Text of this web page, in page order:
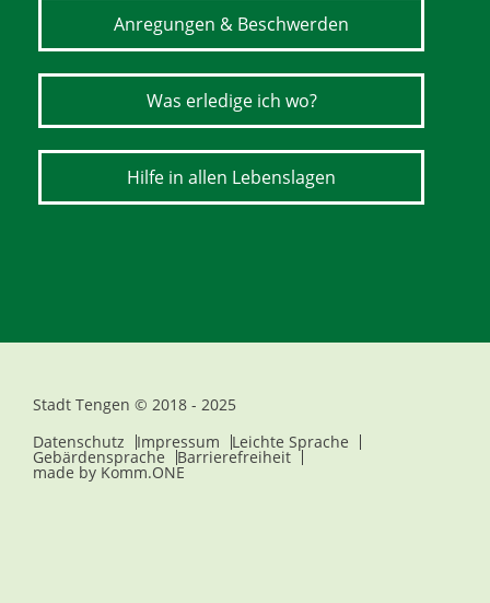
Anregungen & Beschwerden
Was erledige ich wo?
Hilfe in allen Lebenslagen
Stadt Tengen © 2018 - 2025
Datenschutz
Impressum Leichte Sprache
Gebärdensprache Barrierefreiheit
made by Komm.ONE